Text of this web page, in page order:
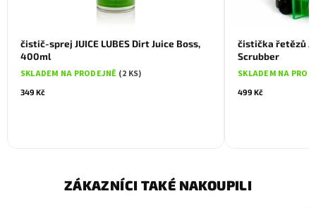
čistič-sprej JUICE LUBES Dirt Juice Boss,
400ml
SKLADEM NA PRODEJNĚ (2 KS)
349 Kč
čistička řetězů
Scrubber
SKLADEM NA
499 Kč
ZÁKAZNÍCI TAKÉ NAKOUPILI